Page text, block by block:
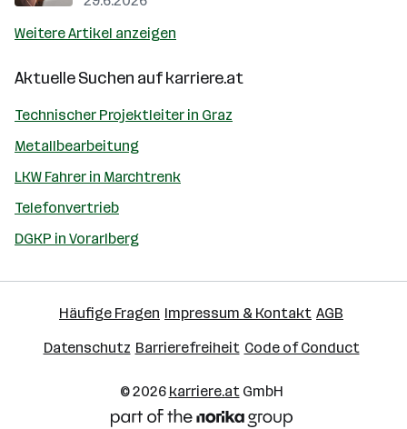
Weitere Artikel anzeigen
Aktuelle Suchen aufkarriere.at
Technischer Projektleiter in Graz
Metallbearbeitung
LKW Fahrer in Marchtrenk
Telefonvertrieb
DGKP in Vorarlberg
Häufige Fragen Impressum & Kontakt AGB
Datenschutz Barrierefreiheit Code of Conduct
© 2026 karriere.atGmbH